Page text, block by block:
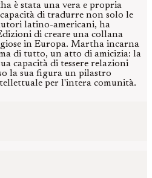
è stata una vera e propria
di tradurre non solo le
latino-americani, ha
di creare una collana
in Europa. Martha incarna
di tutto, un atto di amicizia: la
capacità di tessere relazioni
la sua figura un pilastro
per l'intera comunità.